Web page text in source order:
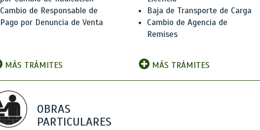
Cambio de Responsable de
Pago por Denuncia de Venta
MÁS TRÁMITES
Baja de Transporte de Carga
Cambio de Agencia de
Remises
MÁS TRÁMITES
OBRAS
PARTICULARES